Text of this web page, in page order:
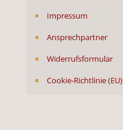
Impressum
Ansprechpartner
Widerrufsformular
Cookie-Richtlinie (EU)